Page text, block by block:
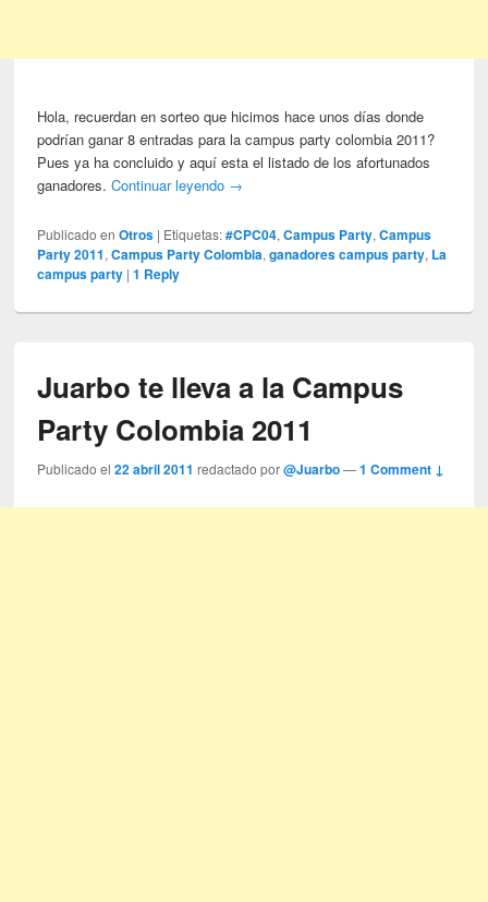
Hola, recuerdan en sorteo que hicimos hace unos días donde
podrían ganar 8 entradas para la campus party colombia 2011?
Pues ya ha concluido y aquí esta el listado de los afortunados
ganadores.Continuar leyendo →
Publicado en Otros | Etiquetas: #CPC04,Campus Party,Campus
Party 2011,Campus Party Colombia,ganadores campus party, La
campus party |1 Reply
Juarbo te lleva a la Campus
Party Colombia 2011
Publicado el22 abril 2011 redactado por@Juarbo —1 Comment ↓